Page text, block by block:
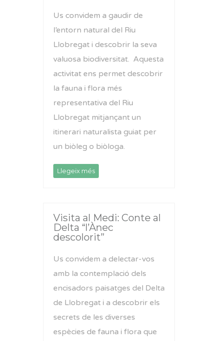
Us convidem a gaudir de
l’entorn natural del Riu
Llobregat i descobrir la seva
valuosa biodiversitat. Aquesta
activitat ens permet descobrir
la fauna i flora més
representativa del Riu
Llobregat mitjançant un
itinerari naturalista guiat per
un biòleg o biòloga.
Llegeix més
Visita al Medi: Conte al
Delta “l’Ànec
descolorit”
Us convidem a delectar-vos
amb la contemplació dels
encisadors paisatges del Delta
de Llobregat i a descobrir els
secrets de les diverses
espècies de fauna i flora que